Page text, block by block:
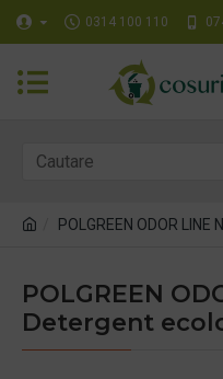
0314 100 110
POLGREEN ODOR
POLGREEN
Detergent